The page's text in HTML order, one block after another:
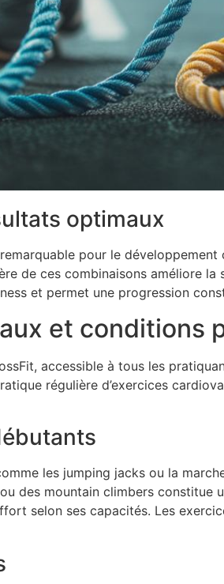
optimaux
pour le
de ces combinaisons améliore
et permet une progression
et conditions
accessible à tous les
régulière d’exercices
les jumping jacks ou la
des mountain climbers constitue
selon ses capacités. Les